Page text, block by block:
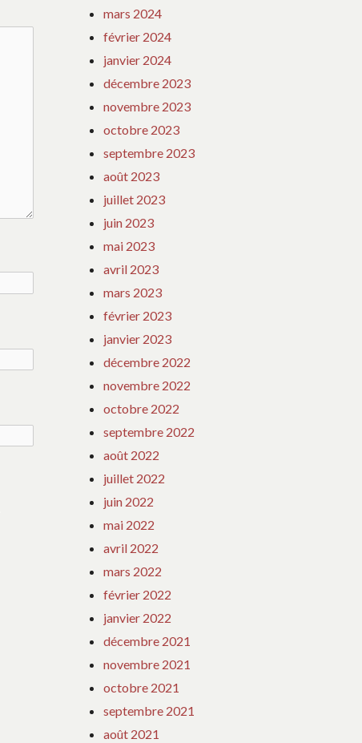
mars 2024
février 2024
janvier 2024
décembre 2023
novembre 2023
octobre 2023
septembre 2023
août 2023
juillet 2023
juin 2023
mai 2023
avril 2023
mars 2023
février 2023
janvier 2023
décembre 2022
novembre 2022
octobre 2022
septembre 2022
août 2022
juillet 2022
juin 2022
mai 2022
avril 2022
mars 2022
février 2022
janvier 2022
décembre 2021
novembre 2021
octobre 2021
septembre 2021
août 2021